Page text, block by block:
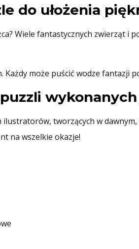
do ułożenia
Wiele fantastycznych zwierząt
Każdy może puścić wodze
tworzących w
na wszelkie okazje!